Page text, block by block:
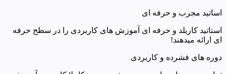
اساتید مجرب و حرفه ای
استاتید کاربلد و حرفه ای آموزش های کاربردی را در سطح حرفه
ای ارائه میدهند!
دوره های فشرده و کاربردی